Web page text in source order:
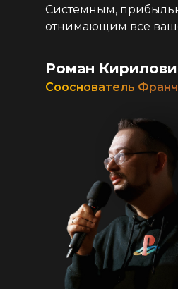
Системным,
отнимающим все
Сооснователь
Роман